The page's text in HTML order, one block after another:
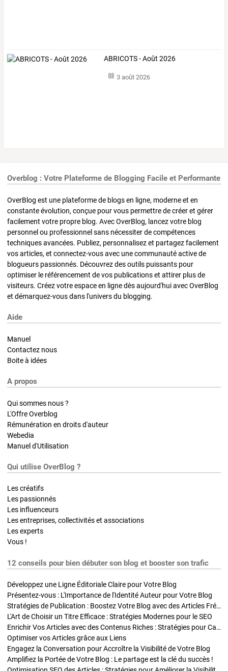
ABRICOTS - Août 2026
3 août 2026
Overblog : Votre Plateforme de Blogging Facile et Performante
OverBlog est une plateforme de blogs en ligne, moderne et en
constante évolution, conçue pour vous permettre de créer et gérer
facilement votre propre blog. Avec OverBlog, lancez votre blog
personnel ou professionnel sans nécessiter de compétences
techniques avancées. Publiez, personnalisez et partagez facilement
vos articles, et connectez-vous avec une communauté active de
blogueurs passionnés. Découvrez des outils puissants pour
optimiser le référencement de vos publications et attirer plus de
visiteurs. Créez votre espace en ligne dès aujourd'hui avec OverBlog
et démarquez-vous dans l'univers du blogging.
Aide
Manuel
Contactez nous
Boite à idées
A propos
Qui sommes nous ?
L'Offre Overblog
Rémunération en droits d'auteur
Webedia
Manuel d'Utilisation
Qui utilise OverBlog ?
Les créatifs
Les passionnés
Les influenceurs
Les entreprises, collectivités et associations
Les experts
Vous !
12 conseils pour bien débuter son blog et booster son trafic
Développez une Ligne Éditoriale Claire pour Votre Blog
Présentez-vous : L'Importance de l'Identité Auteur pour Votre Blog
Stratégies de Publication : Boostez Votre Blog avec des Articles Fréquents et Exclusifs
L'Art de Choisir un Titre Efficace : Stratégies Modernes pour le SEO
Enrichir Vos Articles avec des Contenus Riches : Stratégies pour Captiver et Optimiser
Optimiser vos Articles grâce aux Liens
Engagez la Conversation pour Accroître la Visibilité de Votre Blog
Amplifiez la Portée de Votre Blog : Le partage est la clé du succès !